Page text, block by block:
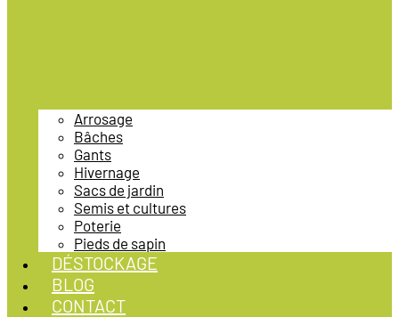
Arrosage
Bâches
Gants
Hivernage
Sacs de jardin
Semis et cultures
Poterie
Pieds de sapin
DÉSTOCKAGE
BLOG
CONTACT